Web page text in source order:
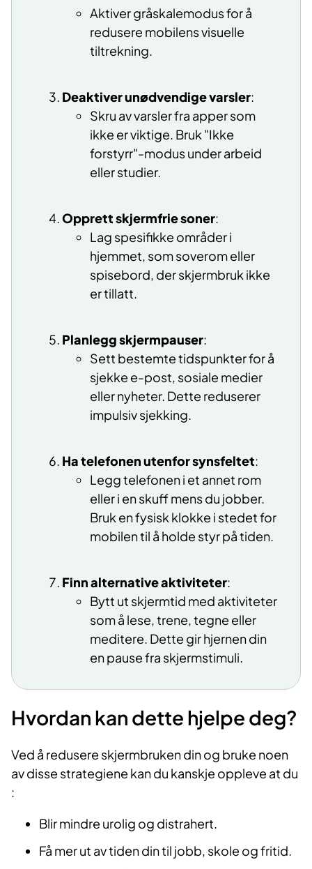
Aktiver gråskalemodus for å
redusere mobilens visuelle
tiltrekning.
Deaktiver unødvendige varsler:
Skru av varsler fra apper som
ikke er viktige. Bruk "Ikke
forstyrr"-modus under arbeid
eller studier.
Opprett skjermfrie soner:
Lag spesifikke områder i
hjemmet, som soverom eller
spisebord, der skjermbruk ikke
er tillatt.
Planlegg skjermpauser:
Sett bestemte tidspunkter for å
sjekke e-post, sosiale medier
eller nyheter. Dette reduserer
impulsiv sjekking.
Ha telefonen utenfor synsfeltet:
Legg telefonen i et annet rom
eller i en skuff mens du jobber.
Bruk en fysisk klokke i stedet for
mobilen til å holde styr på tiden.
Finn alternative aktiviteter:
Bytt ut skjermtid med aktiviteter
som å lese, trene, tegne eller
meditere. Dette gir hjernen din
en pause fra skjermstimuli.
Hvordan kan dette hjelpe deg?
Ved å redusere skjermbruken din og bruke noen
av disse strategiene kan du kanskje oppleve at du
:
Blir mindre urolig og distrahert.
Få mer ut av tiden din til jobb, skole og fritid.